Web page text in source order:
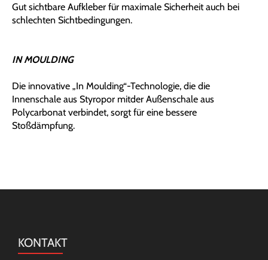
Gut sichtbare Aufkleber für maximale Sicherheit auch bei
schlechten Sichtbedingungen.
IN MOULDING
Die innovative „In Moulding“-Technologie, die die
Innenschale aus Styropor mitder Außenschale aus
Polycarbonat verbindet, sorgt für eine bessere
Stoßdämpfung.
KONTAKT